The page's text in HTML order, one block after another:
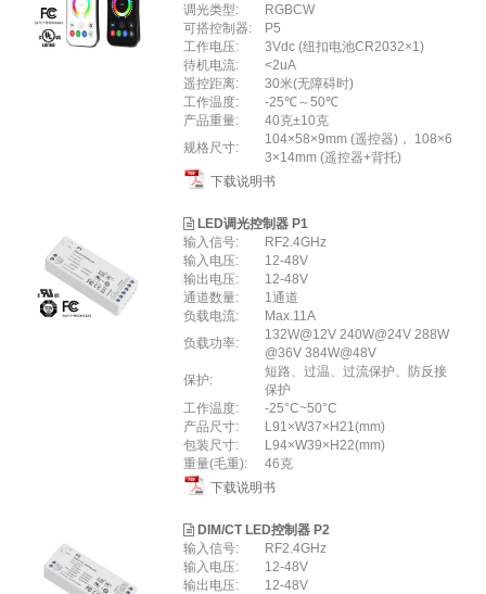
调光类型:
RGBCW
可搭控制器:
P5
工作电压:
3Vdc (纽扣电池CR2032×1)
待机电流:
<2uA
遥控距离:
30米(无障碍时)
工作温度:
-25℃～50℃
产品重量:
40克±10克
规格尺寸:
104×58×9mm (遥控器)， 108×6
3×14mm (遥控器+背托)
下载说明书
LED调光控制器 P1
输入信号:
RF2.4GHz
输入电压:
12-48V
输出电压:
12-48V
通道数量:
1通道
负载电流:
Max.11A
负载功率:
132W@12V 240W@24V 288W
@36V 384W@48V
保护:
短路、过温、过流保护、防反接
保护
⼯作温度:
-25°C~50°C
产品尺寸:
L91×W37×H21(mm)
包装尺寸:
L94×W39×H22(mm)
重量(⽑重):
46克
下载说明书
DIM/CT LED控制器 P2
输入信号:
RF2.4GHz
输入电压:
12-48V
输出电压:
12-48V